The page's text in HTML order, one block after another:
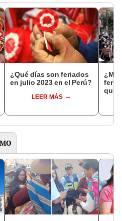
¿Qué días son feriados
en julio 2023 en el Perú?
LEER MÁS